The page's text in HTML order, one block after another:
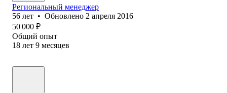
Региональный менеджер
56 лет • Обновлено 2 апреля 2016
50 000 ₽
Общий опыт
18 лет 9 месяцев